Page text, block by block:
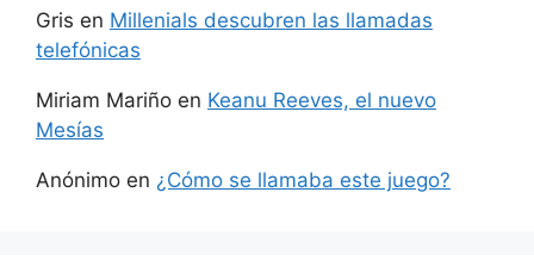
Gris en Millenials descubren las llamadas
telefónicas
Miriam Mariño en Keanu Reeves, el nuevo
Mesías
Anónimo en ¿Cómo se llamaba este juego?